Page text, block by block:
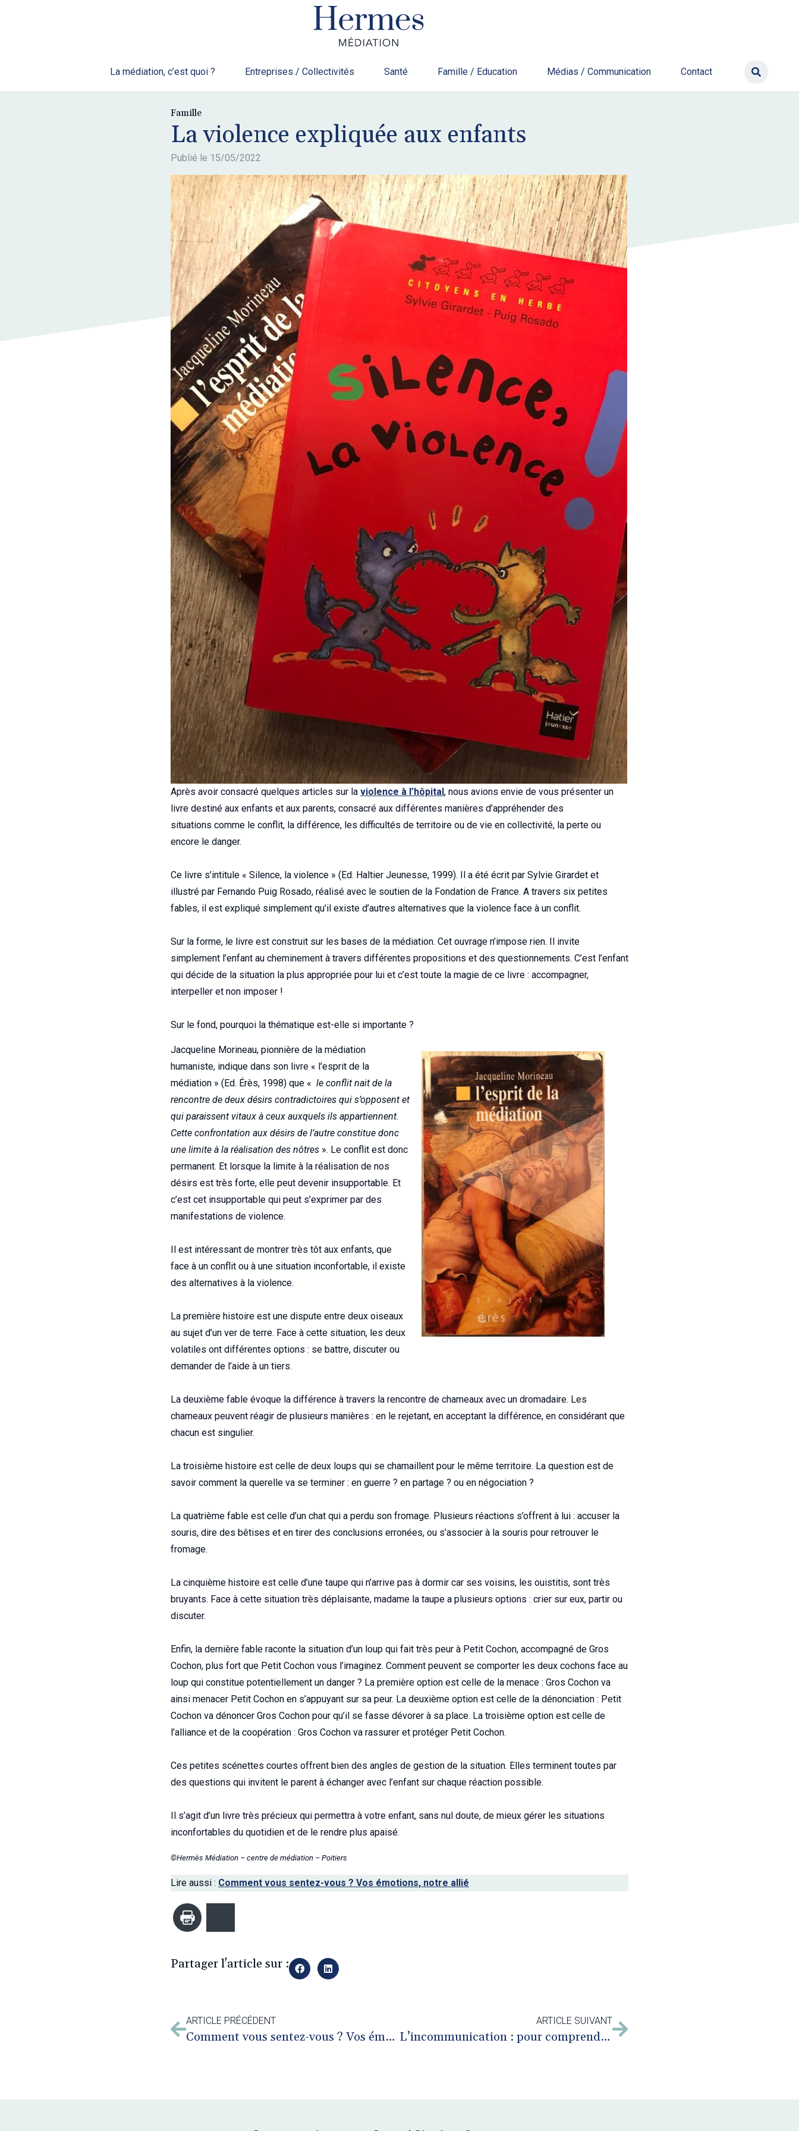
La médiation, c’est quoi ? Entreprises / Collectivités Santé Famille / Education Médias / Communication Contact
Famille
La violence expliquée aux enfants
Publié le 15/05/2022
Après avoir consacré quelques articles sur la violence à l’hôpital, nous avions envie de vous présenter un
livre destiné aux enfants et aux parents, consacré aux différentes manières d’appréhender des
situations comme le conflit, la différence, les difficultés de territoire ou de vie en collectivité, la perte ou
encore le danger.
Ce livre s’intitule « Silence, la violence » (Ed. Haltier Jeunesse, 1999). Il a été écrit par Sylvie Girardet et
illustré par Fernando Puig Rosado, réalisé avec le soutien de la Fondation de France. A travers six petites
fables, il est expliqué simplement qu’il existe d’autres alternatives que la violence face à un conflit.
Sur la forme, le livre est construit sur les bases de la médiation. Cet ouvrage n’impose rien. Il invite
simplement l’enfant au cheminement à travers différentes propositions et des questionnements. C’est l’enfant
qui décide de la situation la plus appropriée pour lui et c’est toute la magie de ce livre : accompagner,
interpeller et non imposer !
Sur le fond, pourquoi la thématique est-elle si importante ?
Jacqueline Morineau, pionnière de la médiation
humaniste, indique dans son livre « l’esprit de la
médiation » (Ed. Érès, 1998) que « le conflit nait de la
rencontre de deux désirs contradictoires qui s’opposent et
qui paraissent vitaux à ceux auxquels ils appartiennent.
Cette confrontation aux désirs de l’autre constitue donc
une limite à la réalisation des nôtres ». Le conflit est donc
permanent. Et lorsque la limite à la réalisation de nos
désirs est très forte, elle peut devenir insupportable. Et
c’est cet insupportable qui peut s’exprimer par des
manifestations de violence.
Il est intéressant de montrer très tôt aux enfants, que
face à un conflit ou à une situation inconfortable, il existe
des alternatives à la violence.
La première histoire est une dispute entre deux oiseaux
au sujet d’un ver de terre. Face à cette situation, les deux
volatiles ont différentes options : se battre, discuter ou
demander de l’aide à un tiers.
La deuxième fable évoque la différence à travers la rencontre de chameaux avec un dromadaire. Les
chameaux peuvent réagir de plusieurs manières : en le rejetant, en acceptant la différence, en considérant que
chacun est singulier.
La troisième histoire est celle de deux loups qui se chamaillent pour le même territoire. La question est de
savoir comment la querelle va se terminer : en guerre ? en partage ? ou en négociation ?
La quatrième fable est celle d’un chat qui a perdu son fromage. Plusieurs réactions s’offrent à lui : accuser la
souris, dire des bêtises et en tirer des conclusions erronées, ou s’associer à la souris pour retrouver le
fromage.
La cinquième histoire est celle d’une taupe qui n’arrive pas à dormir car ses voisins, les ouistitis, sont très
bruyants. Face à cette situation très déplaisante, madame la taupe a plusieurs options : crier sur eux, partir ou
discuter.
Enfin, la dernière fable raconte la situation d’un loup qui fait très peur à Petit Cochon, accompagné de Gros
Cochon, plus fort que Petit Cochon vous l’imaginez. Comment peuvent se comporter les deux cochons face au
loup qui constitue potentiellement un danger ? La première option est celle de la menace : Gros Cochon va
ainsi menacer Petit Cochon en s’appuyant sur sa peur. La deuxième option est celle de la dénonciation : Petit
Cochon va dénoncer Gros Cochon pour qu’il se fasse dévorer à sa place. La troisième option est celle de
l’alliance et de la coopération : Gros Cochon va rassurer et protéger Petit Cochon.
Ces petites scénettes courtes offrent bien des angles de gestion de la situation. Elles terminent toutes par
des questions qui invitent le parent à échanger avec l’enfant sur chaque réaction possible.
Il s’agit d’un livre très précieux qui permettra à votre enfant, sans nul doute, de mieux gérer les situations
inconfortables du quotidien et de le rendre plus apaisé.
©Hermès Médiation – centre de médiation – Poitiers
Lire aussi : Comment vous sentez-vous ? Vos émotions, notre allié
Imprimer
Partager l'article sur :
ARTICLE PRÉCÉDENT
Comment vous sentez-vous ? Vos émotions, notre allié
ARTICLE SUIVANT
L’incommunication : pour comprendre l’intérêt de la médiation